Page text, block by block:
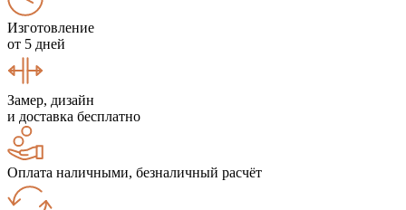
Изготовление
от 5 дней
Замер, дизайн
и доставка бесплатно
Оплата наличными, безналичный расчёт